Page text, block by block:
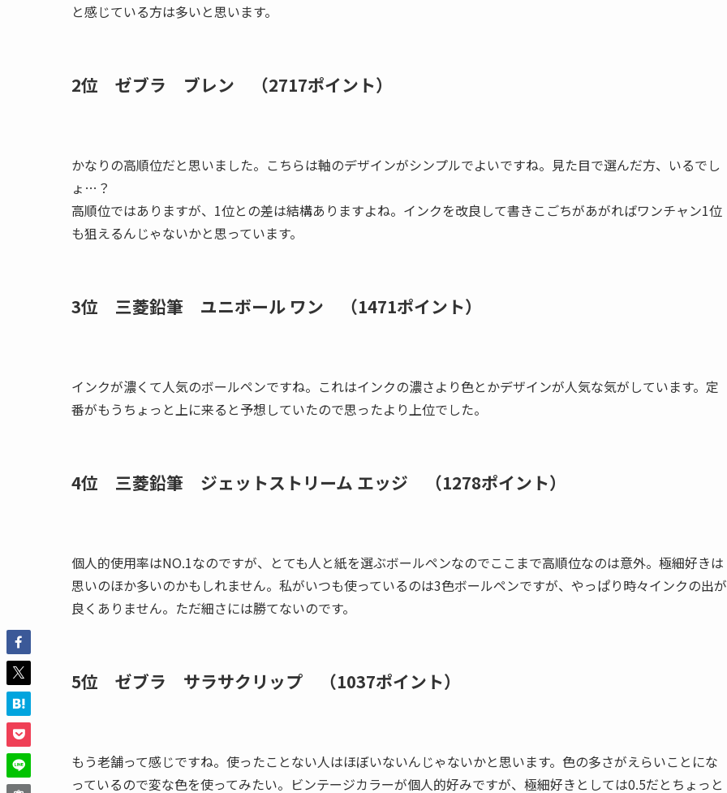
と感じている方は多いと思います。
2位 ゼブラ ブレン （2717ポイント）
かなりの高順位だと思いました。こちらは軸のデザインがシンプルでよいですね。見た目で選んだ方、いるでし
ょ…？
高順位ではありますが、1位との差は結構ありますよね。インクを改良して書きこごちがあがればワンチャン1位
も狙えるんじゃないかと思っています。
3位 三菱鉛筆 ユニボール ワン （1471ポイント）
インクが濃くて人気のボールペンですね。これはインクの濃さより色とかデザインが人気な気がしています。定
番がもうちょっと上に来ると予想していたので思ったより上位でした。
4位 三菱鉛筆 ジェットストリーム エッジ （1278ポイント）
個人的使用率はNO.1なのですが、とても人と紙を選ぶボールペンなのでここまで高順位なのは意外。極細好きは
思いのほか多いのかもしれません。私がいつも使っているのは3色ボールペンですが、やっぱり時々インクの出が
良くありません。ただ細さには勝てないのです。
5位 ゼブラ サラサクリップ （1037ポイント）
もう老舗って感じですね。使ったことない人はほぼいないんじゃないかと思います。色の多さがえらいことにな
っているので変な色を使ってみたい。ビンテージカラーが個人的好みですが、極細好きとしては0.5だとちょっと